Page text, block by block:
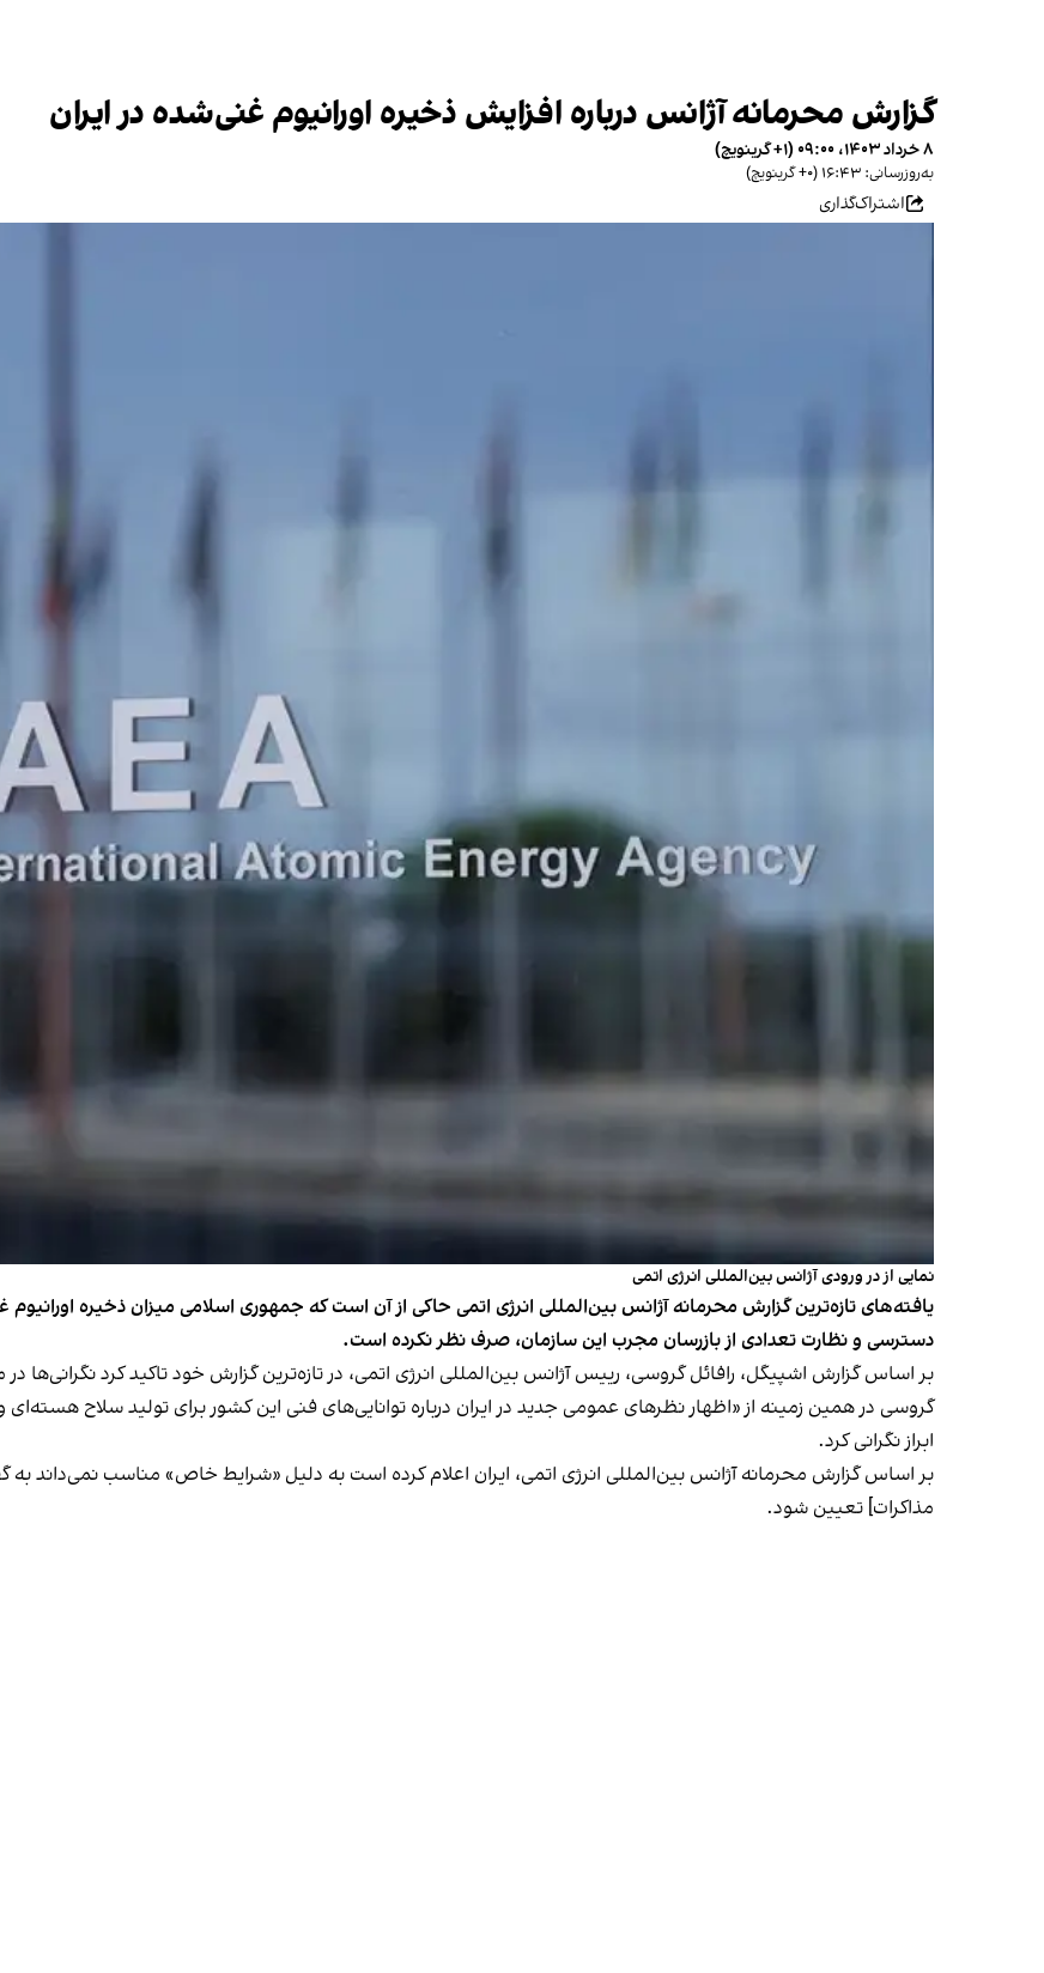
گزارش محرمانه آژانس درباره افزایش ذخیره اورانیوم غنی‌شده در ایران
۸ خرداد ۱۴۰۳، ۰۹:۰۰ (‎+۱ گرینویچ)
به‌روزرسانی: ۱۶:۴۳ (‎+۰ گرینویچ)
اشتراک‌گذاری
نمایی از در ورودی آژانس بین‌المللی انرژی اتمی
یافته‌های تازه‌ترین گزارش محرمانه آژانس بین‌المللی انرژی اتمی حاکی از آن است که جمهوری اسلامی میزان ذخیره
دسترسی و نظارت تعدادی از بازرسان مجرب این سازمان، صرف نظر نکرده است.
بر اساسگزارش اشپیگل، رافائل گروسی، رییس آژانس بین‌المللی انرژی اتمی، در تازه‌ترین گزارش خود تاکید کرد نگرانی‌ها
گروسی در همین زمینه از «اظهار نظرهای عمومی جدید در ایران درباره توانایی‌های فنی این کشور برای تولید سلاح
ابراز نگرانی کرد.
بر اساس گزارش محرمانه آژانس بین‌المللی انرژی اتمی، ایران اعلام کرده است به دلیل «شرایط خاص» مناسب نمی‌داند به
مذاکرات] تعیین شود.